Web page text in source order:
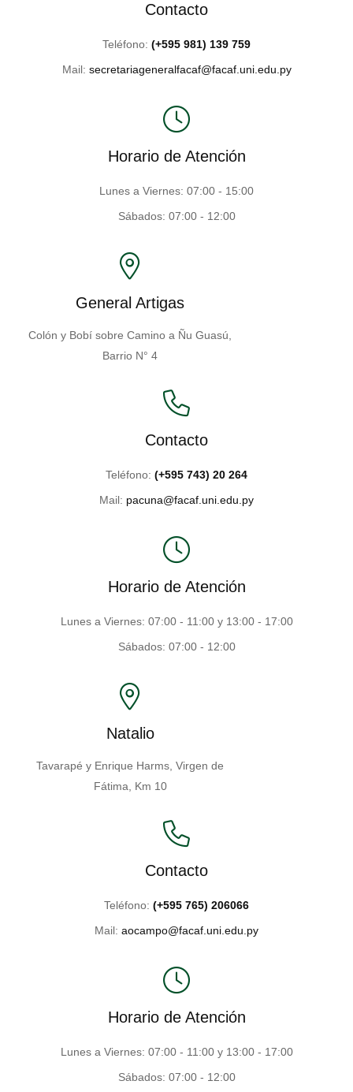
Contacto
Teléfono: (+595 981) 139 759
Mail: secretariageneralfacaf@facaf.uni.edu.py
Horario de Atención
Lunes a Viernes: 07:00 - 15:00
Sábados: 07:00 - 12:00
General Artigas
Colón y Bobí sobre Camino a Ñu Guasú,
Barrio N° 4
Contacto
Teléfono: (+595 743) 20 264
Mail: pacuna@facaf.uni.edu.py
Horario de Atención
Lunes a Viernes: 07:00 - 11:00 y 13:00 - 17:00
Sábados: 07:00 - 12:00
Natalio
Tavarapé y Enrique Harms, Virgen de
Fátima, Km 10
Contacto
Teléfono: (+595 765) 206066
Mail: aocampo@facaf.uni.edu.py
Horario de Atención
Lunes a Viernes: 07:00 - 11:00 y 13:00 - 17:00
Sábados: 07:00 - 12:00